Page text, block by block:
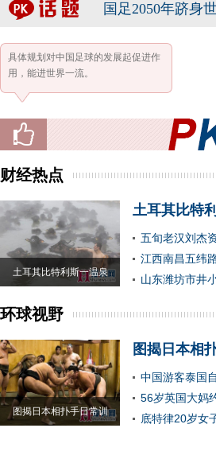
国足2050年跻身
具体规划对中国足球的发展起促进作
用，能进世界一流。
财经热点
土耳其比特利斯一温泉
土耳其比特
五旬老汉刘杰
江西南昌五纬
山东潍坊市井
环球视野
图揭日本相扑手日常训
图揭日本相
中国游客泰国
56岁英国大妈
底特律20岁女